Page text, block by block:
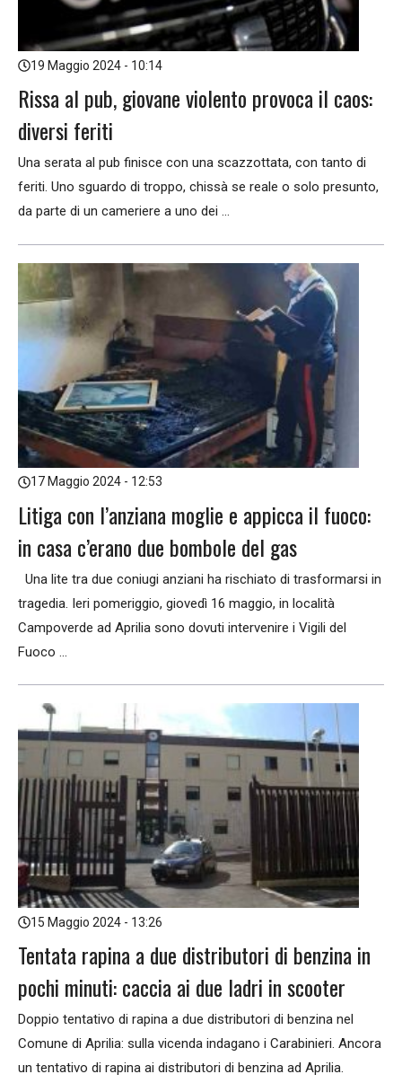
19 Maggio 2024 - 10:14
Rissa al pub, giovane violento provoca il caos:
diversi feriti
Una serata al pub finisce con una scazzottata, con tanto di
feriti. Uno sguardo di troppo, chissà se reale o solo presunto,
da parte di un cameriere a uno dei ...
17 Maggio 2024 - 12:53
Litiga con l’anziana moglie e appicca il fuoco:
in casa c’erano due bombole del gas
Una lite tra due coniugi anziani ha rischiato di trasformarsi in
tragedia. Ieri pomeriggio, giovedì 16 maggio, in località
Campoverde ad Aprilia sono dovuti intervenire i Vigili del
Fuoco ...
15 Maggio 2024 - 13:26
Tentata rapina a due distributori di benzina in
pochi minuti: caccia ai due ladri in scooter
Doppio tentativo di rapina a due distributori di benzina nel
Comune di Aprilia: sulla vicenda indagano i Carabinieri. Ancora
un tentativo di rapina ai distributori di benzina ad Aprilia.